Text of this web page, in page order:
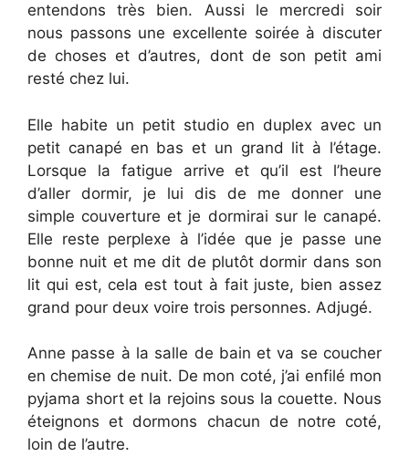
entendons très bien. Aussi le mercredi soir
nous passons une excellente soirée à discuter
de choses et d’autres, dont de son petit ami
resté chez lui.
Elle habite un petit studio en duplex avec un
petit canapé en bas et un grand lit à l’étage.
Lorsque la fatigue arrive et qu’il est l’heure
d’aller dormir, je lui dis de me donner une
simple couverture et je dormirai sur le canapé.
Elle reste perplexe à l’idée que je passe une
bonne nuit et me dit de plutôt dormir dans son
lit qui est, cela est tout à fait juste, bien assez
grand pour deux voire trois personnes. Adjugé.
Anne passe à la salle de bain et va se coucher
en chemise de nuit. De mon coté, j’ai enfilé mon
pyjama short et la rejoins sous la couette. Nous
éteignons et dormons chacun de notre coté,
loin de l’autre.